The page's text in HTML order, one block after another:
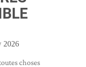
2026
choses